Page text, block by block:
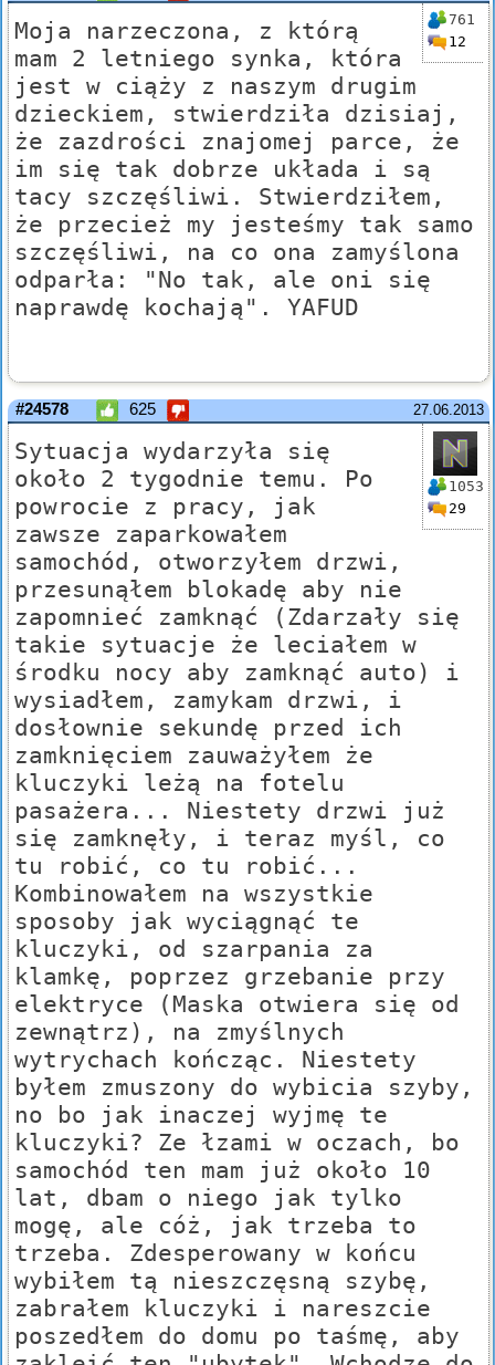
761
12
Moja narzeczona, z którą
mam 2 letniego synka, która
jest w ciąży z naszym drugim
dzieckiem, stwierdziła dzisiaj,
że zazdrości znajomej parce, że
im się tak dobrze układa i są
tacy szczęśliwi. Stwierdziłem,
że przecież my jesteśmy tak samo
szczęśliwi, na co ona zamyślona
odparła: "No tak, ale oni się
naprawdę kochają". YAFUD
27.06.2013
#24578 625
1053
29
Sytuacja wydarzyła się
około 2 tygodnie temu. Po
powrocie z pracy, jak
zawsze zaparkowałem
samochód, otworzyłem drzwi,
przesunąłem blokadę aby nie
zapomnieć zamknąć (Zdarzały się
takie sytuacje że leciałem w
środku nocy aby zamknąć auto) i
wysiadłem, zamykam drzwi, i
dosłownie sekundę przed ich
zamknięciem zauważyłem że
kluczyki leżą na fotelu
pasażera... Niestety drzwi już
się zamknęły, i teraz myśl, co
tu robić, co tu robić...
Kombinowałem na wszystkie
sposoby jak wyciągnąć te
kluczyki, od szarpania za
klamkę, poprzez grzebanie przy
elektryce (Maska otwiera się od
zewnątrz), na zmyślnych
wytrychach kończąc. Niestety
byłem zmuszony do wybicia szyby,
no bo jak inaczej wyjmę te
kluczyki? Ze łzami w oczach, bo
samochód ten mam już około 10
lat, dbam o niego jak tylko
mogę, ale cóż, jak trzeba to
trzeba. Zdesperowany w końcu
wybiłem tą nieszczęsną szybę,
zabrałem kluczyki i nareszcie
poszedłem do domu po taśmę, aby